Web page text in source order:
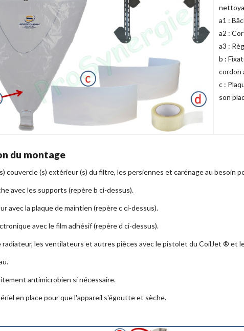
a1 :
a2 :
a3 :
b :
cordon
c :
son
du montage
couvercle (s) extérieur (s) du filtre, les persiennes et carénage au besoin
avec les supports (repère b ci-dessus).
avec la plaque de maintien (repère c ci-dessus).
avec le film adhésif (repère d ci-dessus).
radiateur, les ventilateurs et autres pièces avec le pistolet du CoilJet ® et
antimicrobien si nécessaire.
en place pour que l'appareil s'égoutte et sèche.